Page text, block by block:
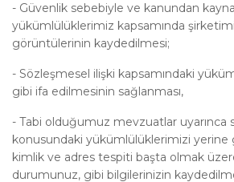
- Güvenlik sebebiyle ve kanundan
yükümlülüklerimiz kapsamında
görüntülerinin kaydedilmesi;
- Sözleşmesel ilişki kapsamındaki
gibi ifa edilmesinin sağlanması,
- Tabi olduğumuz mevzuatlar uyarınca
konusundaki yükümlülüklerimizi yerine
kimlik ve adres tespiti başta olmak
durumunuz, gibi bilgilerinizin